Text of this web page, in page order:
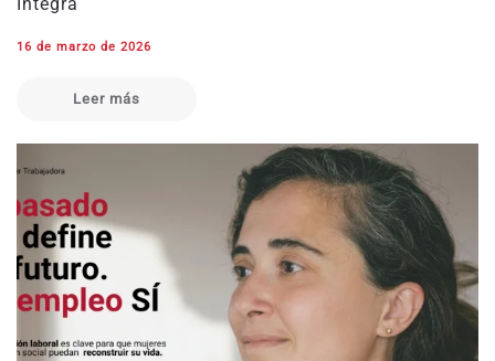
16 de marzo de 2026
Leer más